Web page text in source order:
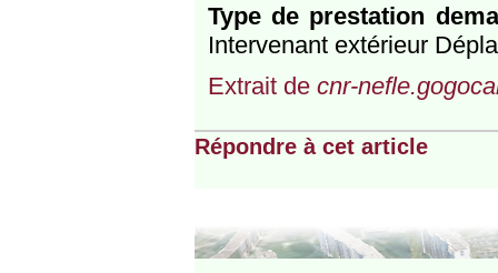
Type de prestation
Intervenant extérieur
Extrait de cnr-
Répondre à cet article